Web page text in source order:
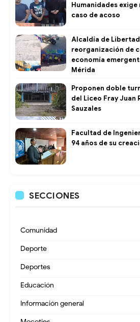
Humanidades
caso de acoso
​Alcaldía de
reorganización de
economía
Mérida
Proponen doble
del Liceo Fray Juan
Sauzales
Facultad de
94 años de su
SECCIONES
Comunidad
Deporte
Deportes
Educación
Información general